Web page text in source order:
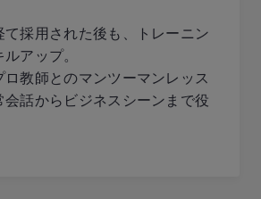
て採用された後も、トレーニン
アップ。
教師とのマンツーマンレッス
会話からビジネスシーンまで役